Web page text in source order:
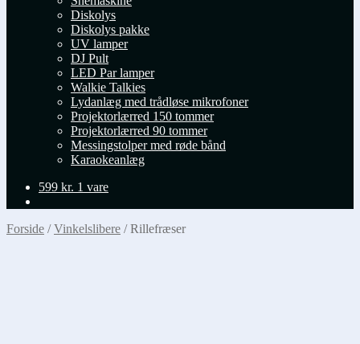
Diskolys
Diskolys pakke
UV lamper
DJ Pult
LED Par lamper
Walkie Talkies
Lydanlæg med trådløse mikrofoner
Projektorlærred 150 tommer
Projektorlærred 90 tommer
Messingstolper med røde bånd
Karaokeanlæg
599 kr. 1 vare
Forside /Vinkelslibere /Rillefræser